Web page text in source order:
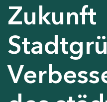
Zukunft